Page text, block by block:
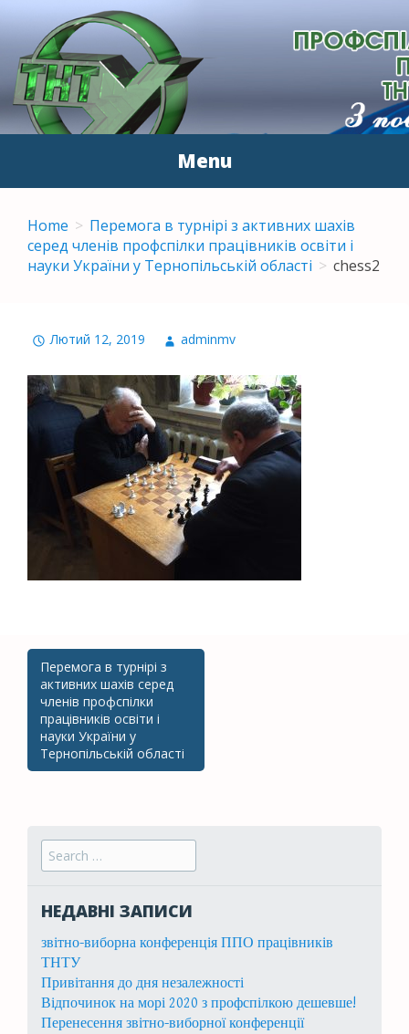
ПЕРВИННА
ПРОФСПІЛКОВА
ОРГАНІЗАЦІЯ
ПРАЦІВНИКІВ ТНТУ ІМ.
І.ПУЛЮЯ
З повагою до людей
Menu
Home
Перемога в турнірі з активних шахів
серед членів профспілки працівників освіти і
науки України у Тернопільській області
chess2
Лютий 12, 2019 adminmv
Post navigation
Перемога в турнірі з
активних шахів серед
членів профспілки
працівників освіти і
науки України у
Тернопільській області
Search for:
НЕДАВНІ ЗАПИСИ
звітно-виборна конференція ППО працівників
ТНТУ
Привітання до дня незалежності
Відпочинок на морі 2020 з профспілкою дешевше!
Перенесення звітно-виборної конференції